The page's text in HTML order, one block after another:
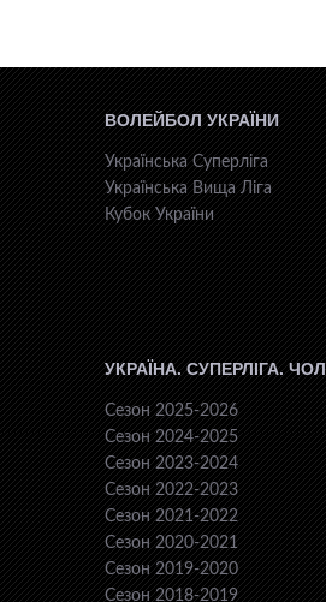
ВОЛЕЙБОЛ УКРАЇНИ
Українська Суперліга
Українська Вища Ліга
Кубок України
УКРАЇНА. СУПЕРЛІГА.
Сезон 2025-2026
Сезон 2024-2025
Сезон 2023-2024
Сезон 2022-2023
Сезон 2021-2022
Сезон 2020-2021
Сезон 2019-2020
Сезон 2018-2019